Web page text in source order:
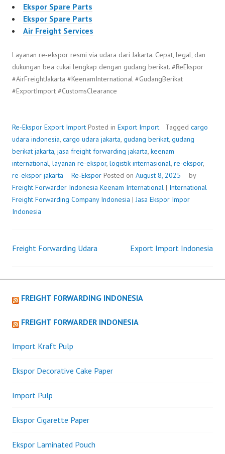
Ekspor Spare Parts
Ekspor Spare Parts
Air Freight Services
Layanan re‑ekspor resmi via udara dari Jakarta. Cepat, legal, dan
dukungan bea cukai lengkap dengan gudang berikat. #ReEkspor
#AirFreightJakarta #KeenamInternational #GudangBerikat
#ExportImport #CustomsClearance
Re‑Ekspor Export Import Posted in Export Import Tagged cargo
udara indonesia, cargo udara jakarta, gudang berikat, gudang
berikat jakarta, jasa freight forwarding jakarta, keenam
international, layanan re-ekspor, logistik internasional, re-ekspor,
re-ekspor jakarta
Re‑Ekspor Posted on August 8, 2025
by
Freight Forwarder Indonesia Keenam International | International
Freight Forwarding Company Indonesia |Jasa Ekspor Impor
Indonesia
Post
navigation
Freight Forwarding Udara Export Import Indonesia
FREIGHT FORWARDING INDONESIA
FREIGHT FORWARDER INDONESIA
Import Kraft Pulp
Ekspor Decorative Cake Paper
Import Pulp
Ekspor Cigarette Paper
Ekspor Laminated Pouch